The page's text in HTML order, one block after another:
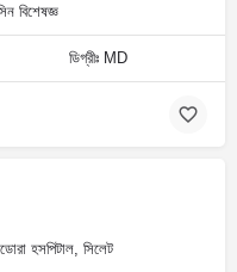
বিশেষজ্ঞ
ডিগ্রীঃ MD
হসপিটাল, সিলেট